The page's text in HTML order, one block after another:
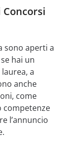
sono aperti a
hai un
a
anche
come
competenze
l’annuncio